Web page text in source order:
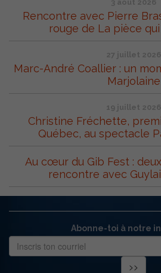
3 août 2026
Rencontre avec Pierre
rouge de La pièce
27 juillet 2026
Marc-André Coallier : un
Marjolaine
19 juillet 2026
Christine Fréchette,
Québec, au spectacle
Au cœur du Gib Fest :
rencontre avec
Abonne-toi à notre